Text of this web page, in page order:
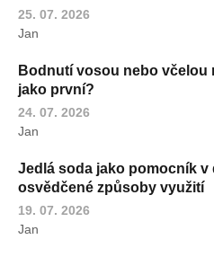
25. 07. 2026
Jan
Bodnutí vosou nebo včelou
jako první?
24. 07. 2026
Jan
Jedlá soda jako pomocník v
osvědčené způsoby využití
19. 07. 2026
Jan